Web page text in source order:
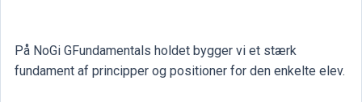
På NoGi GFundamentals holdet bygger vi et stærk
fundament af principper og positioner for den enkelte elev.